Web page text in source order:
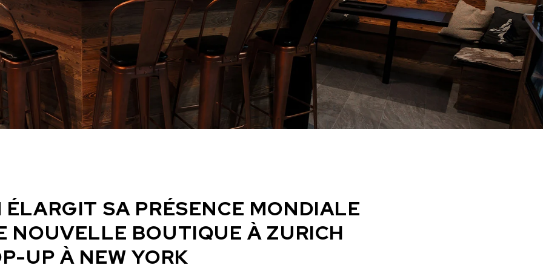
GREY
42mm
ÉLARGIT SA PRÉSENCE MONDIALE
NOUVELLE BOUTIQUE À ZURICH
UP À NEW YORK